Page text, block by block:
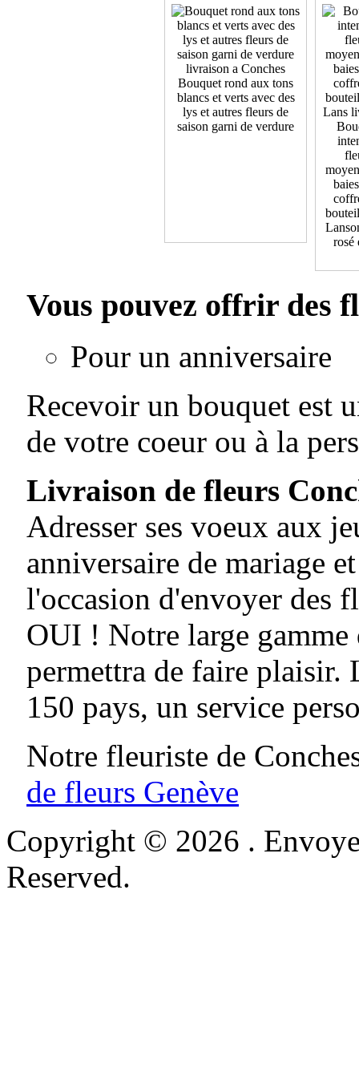
Bouquet rond aux tons
blancs et verts avec des
lys et autres fleurs de
saison garni de verdure
rosé
Vous pouvez offrir des
Pour un anniversaire
Recevoir un bouquet est
de votre coeur ou à la
Livraison de fleurs
Adresser ses voeux aux
anniversaire de mariage
l'occasion d'envoyer des
OUI ! Notre large gamme
permettra de faire plaisir.
150 pays, un service
Notre fleuriste de
de fleurs Genève
Copyright © 2026 .
Reserved.